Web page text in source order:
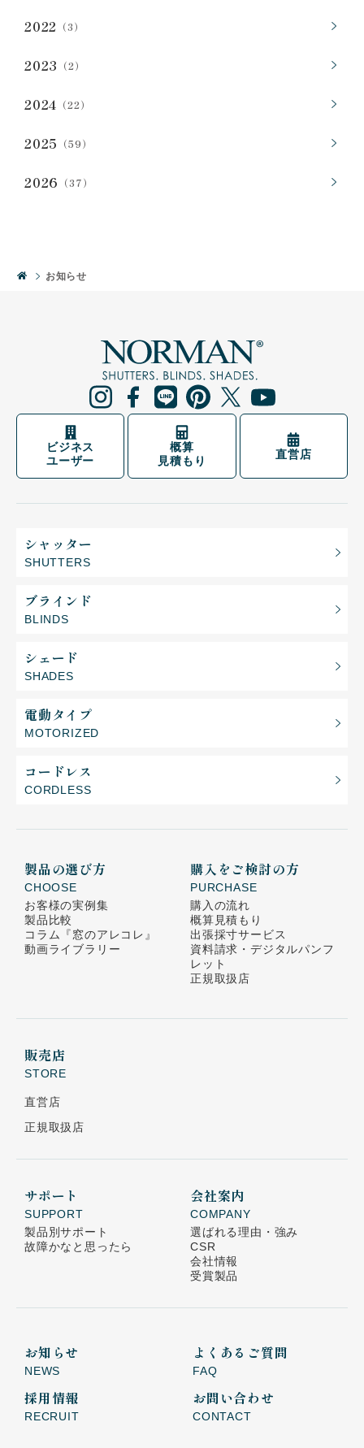
2022 （3）
2023 （2）
2024 （22）
2025 （59）
2026 （37）
お知らせ
ビジネス
ユーザー
概算
見積もり
直営店
シャッター
SHUTTERS
ブラインド
BLINDS
シェード
SHADES
電動タイプ
MOTORIZED
コードレス
CORDLESS
製品の選び方
CHOOSE
お客様の実例集
製品比較
コラム
『窓のアレコレ』
動画ライブラリー
購入をご検討の方
PURCHASE
購入の流れ
概算見積もり
出張採寸サービス
資料請求・デジタルパンフ
レット
正規取扱店
販売店
STORE
直営店
正規取扱店
サポート
SUPPORT
製品別サポート
故障かなと思ったら
会社案内
COMPANY
選ばれる理由・強み
CSR
会社情報
受賞製品
お知らせ
NEWS
よくあるご質問
FAQ
採用情報
RECRUIT
お問い合わせ
CONTACT